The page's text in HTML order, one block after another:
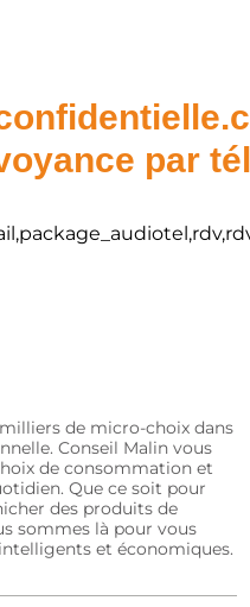
par
de micro-choix dans
Conseil Malin vous
de consommation et
Que ce soit pour
des produits de
sommes là pour vous
et économiques.